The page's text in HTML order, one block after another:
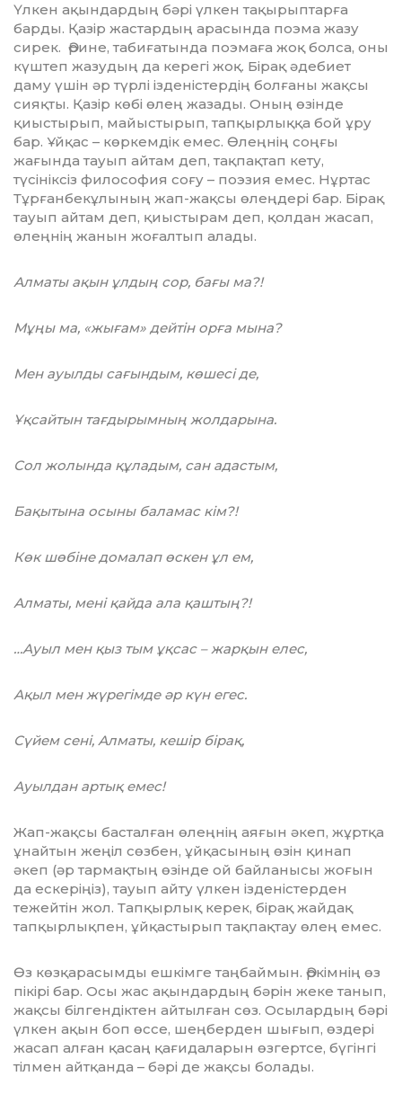
Үлкен ақындардың бәрі үлкен тақы­рып­тарға
барды. Қазір жастардың арасында поэма жазу
сирек. Әрине, табиғатында поэмаға жоқ болса, оны
күштеп жазудың да керегі жоқ. Бірақ әдебиет
даму үшін әр түрлі ізденістердің болғаны жақсы
сияқты. Қазір көбі өлең жазады. Оның өзінде
қиыстырып, майыстырып, тапқырлыққа бой ұру
бар. Ұйқас – көркемдік емес. Өлеңнің соңғы
жағында тауып айтам деп, тақпақтап кету,
түсініксіз философия соғу – поэзия емес. Нұртас
Тұрғанбекұлының жап-жақсы өлеңдері бар. Бірақ
тауып айтам деп, қиыс­тырам деп, қолдан жасап,
өлеңнің жанын жоғалтып алады.
Алматы ақын ұлдың сор, бағы ма?!
Мұңы ма, «жығам» дейтін орға мына?
Мен ауылды сағындым, көшесі де,
Ұқсайтын тағдырымның жолдарына.
Сол жолында құладым, сан адастым,
Бақытына осыны баламас кім?!
Көк шөбіне домалап өскен ұл ем,
Алматы, мені қайда ала қаштың?!
…Ауыл мен қыз тым ұқсас – жарқын елес,
Ақыл мен жүрегімде әр күн егес.
Сүйем сені, Алматы, кешір бірақ,
Ауылдан артық емес!
Жап-жақсы басталған өлеңнің аяғын әкеп, жұртқа
ұнайтын жеңіл сөзбен, ұйқа­сының өзін қинап
әкеп (әр тармақтың өзінде ой байланысы жоғын
да ескеріңіз), тауып айту үлкен ізденістерден
тежейтін жол. Тапқырлық керек, бірақ жайдақ
тапқырлықпен, ұйқастырып тақпақтау өлең емес.
Өз көзқарасымды ешкімге таңбаймын. Әркімнің өз
пікірі бар. Осы жас ақындардың бәрін жеке танып,
жақсы білгендіктен айтылған сөз. Осылардың бәрі
үлкен ақын боп өссе, шеңберден шығып, өздері
жасап алған қасаң қағидаларын өзгертсе, бүгінгі
тілмен айтқанда – бәрі де жақсы болады.